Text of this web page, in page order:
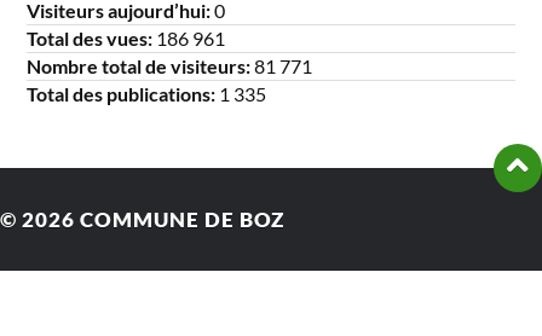
Visiteurs aujourd’hui:0
Total des vues: 186 961
Nombre total de visiteurs:81 771
Total des publications: 1 335
© 2026 COMMUNE DE BOZ